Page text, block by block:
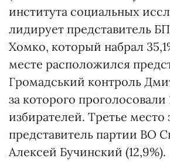
института социальных
лидирует представитель
Хомко, который набрал
месте расположился
Громадський контроль
за которого проголосовали
избирателей. Третье место
представитель партии ВО
Алексей Бучинский (12,9%).